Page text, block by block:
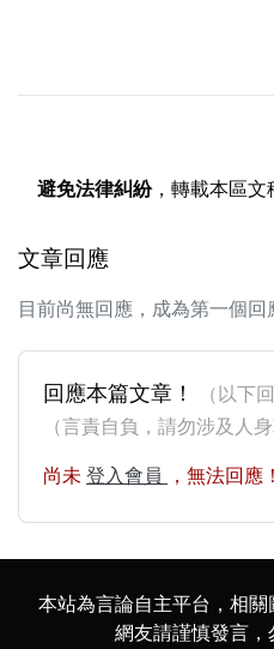
避免法律糾紛，轉載本區文
文章回應
目前尚無回應，成為第一個回
回應本篇文章！
（以下
（言責自負，請勿涉及人
尚未 登入會員 ，無法回應！
本站為言論自主平台，相
網友請謹慎發言，